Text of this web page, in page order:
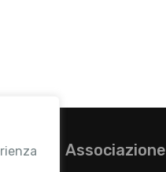
Associazione